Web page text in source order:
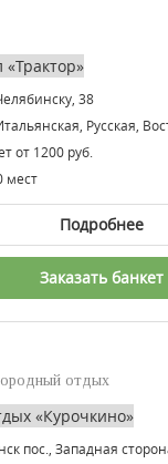
38
Русская,
от 1200 руб.
мест
Подробнее
Заказать банкет
отдых